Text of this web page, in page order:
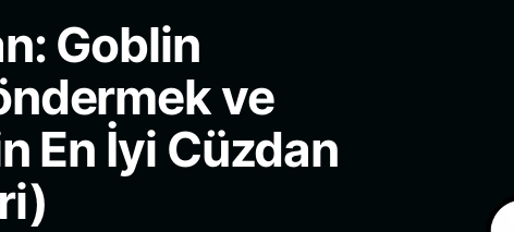
Goblin
ve
En İyi Cüzdan